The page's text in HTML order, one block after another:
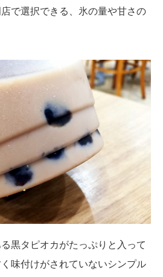
で選択できる、氷の量や甘さの
黒タピオカがたっぷりと入って
味付けがされていないシンプル